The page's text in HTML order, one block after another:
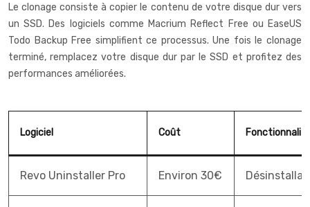
Le clonage consiste à copier le contenu de votre disque dur vers
un SSD. Des logiciels comme Macrium Reflect Free ou EaseUS
Todo Backup Free simplifient ce processus. Une fois le clonage
terminé, remplacez votre disque dur par le SSD et profitez des
performances améliorées.
Logiciel Coût
Revo Uninstaller Pro Environ 30€